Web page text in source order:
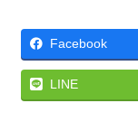
Facebook
LINE